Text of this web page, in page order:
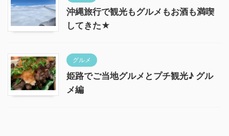
沖縄旅行で観光もグルメもお酒も満喫
してきた★
グルメ
姫路でご当地グルメとプチ観光♪ グル
メ編